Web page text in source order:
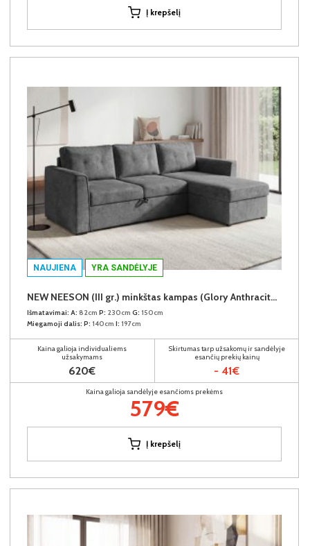
Į krepšelį
NAUJIENA YRA SANDĖLYJE
NEW NEESON (III gr.) minkštas kampas (Glory Anthracite-18)
Išmatavimai: A: 82cm P: 230cm G: 150cm
Miegamoji dalis: P: 140cm I: 197cm
Kaina galioja individualiems
užsakymams
620€
Skirtumas tarp užsakomų ir sandėlyje
esančių prekių kainų
- 41€
Kaina galioja sandėlyje esančioms prekėms
579€
Į krepšelį